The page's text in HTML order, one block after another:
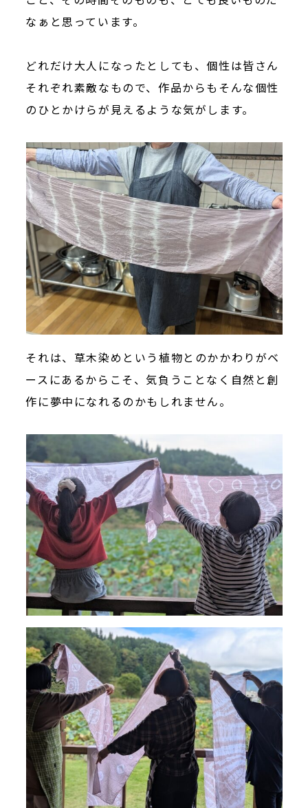
なぁと思っています。
どれだけ大人になったとしても、個性は皆さん
それぞれ素敵なもので、作品からもそんな個性
のひとかけらが見えるような気がします。
それは、草木染めという植物とのかかわりがベ
ースにあるからこそ、気負うことなく自然と創
作に夢中になれるのかもしれません。